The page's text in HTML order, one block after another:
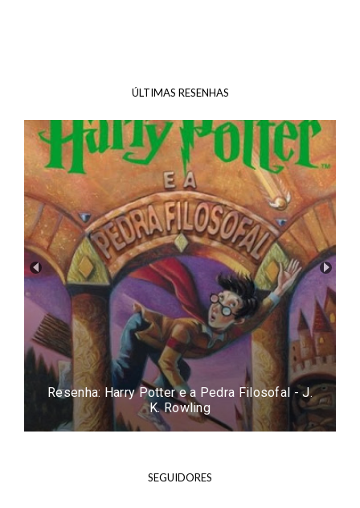
ÚLTIMAS RESENHAS
Resenha: Easy - Tammara Webber
SEGUIDORES